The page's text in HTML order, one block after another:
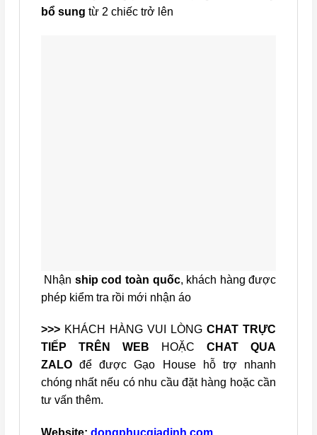
bổ sung từ 2 chiếc trở lên
Nhận ship cod toàn quốc, khách hàng được
phép kiểm tra rồi mới nhận áo
>>>KHÁCH HÀNG VUI LÒNGCHAT TRỰC
TIẾP TRÊN WEB HOẶC CHAT QUA
ZALOđể được Gạo House hỗ trợ nhanh
chóng nhất nếu có nhu cầu đặt hàng hoặc cần
tư vấn thêm.